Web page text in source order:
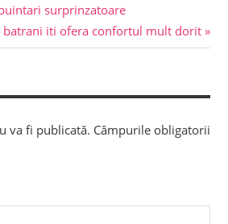
surprinzatoare
batrani iti ofera confortul mult dorit
va fi publicată. Câmpurile obligatorii